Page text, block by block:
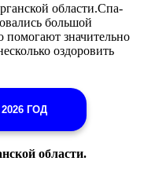
области.Спа-
большой
помогают значительно
оздоровить
ГОД
области.